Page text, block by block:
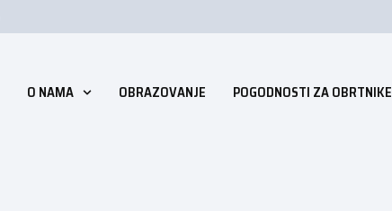
O NAMA OBRAZOVANJE POGODNOSTI ZA OBRTNIKE